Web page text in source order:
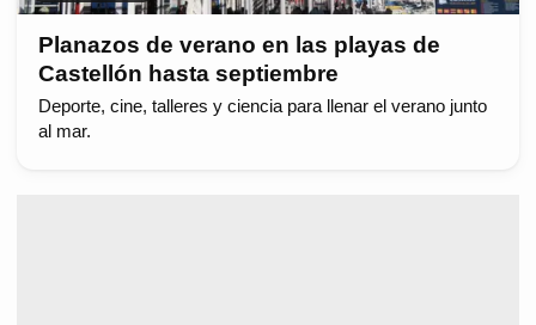
Planazos de verano en las playas de
Castellón hasta septiembre
Deporte, cine, talleres y ciencia para llenar el verano junto
al mar.